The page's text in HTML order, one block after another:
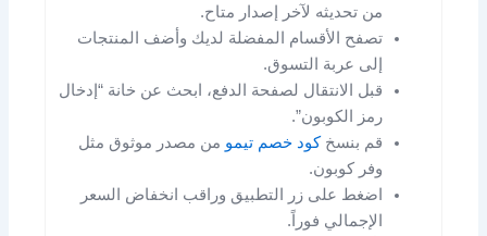
من تحديثه لآخر إصدار متاح.
تصفح الأقسام المفضلة لديك وأضف المنتجات
إلى عربة التسوق.
قبل الانتقال لصفحة الدفع، ابحث عن خانة “إدخال
رمز الكوبون”.
قم بنسخكود خصم تيمو من مصدر موثوق مثل
وفر كوبون.
اضغط على زر التطبيق وراقب انخفاض السعر
الإجمالي فوراً.